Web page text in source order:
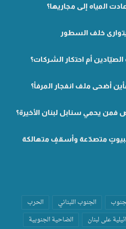
المياه إلى مجاريها؟
خلف السطور
أم احتكار الشركات؟
أضحى ملف انفجار المرفأ؟
فمن يحمي سنابل لبنان الأخيرة؟
لبيوتٍ متصدّعة وأسقفٍ متهالكة
الجنوب اللبناني
الحرب
على لبنان الضاحية الجنوبية